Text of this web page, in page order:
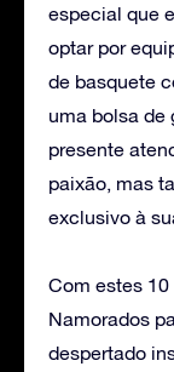
especial que
optar por
de basquete
uma bolsa de
presente
paixão, mas
exclusivo à
Com estes
Namorados
despertado